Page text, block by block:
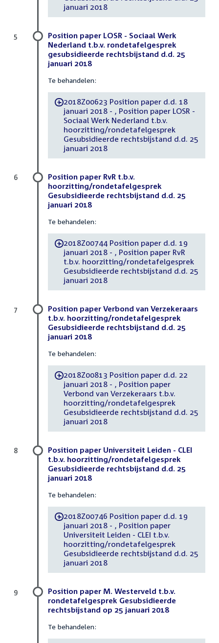
januari 2018
Position paper LOSR - Sociaal Werk
Nederland t.b.v. rondetafelgesprek
gesubsidieerde rechtsbijstand d.d. 25
januari 2018
Te behandelen:
-2018Z00623 Position paper d.d. 18
januari 2018 - , Position paper LOSR -
Sociaal Werk Nederland t.b.v.
hoorzitting/rondetafelgesprek
Gesubsidieerde rechtsbijstand d.d. 25
januari 2018
5
Position paper RvR t.b.v.
hoorzitting/rondetafelgesprek
Gesubsidieerde rechtsbijstand d.d. 25
januari 2018
Te behandelen:
-2018Z00744 Position paper d.d. 19
januari 2018 - , Position paper RvR
t.b.v. hoorzitting/rondetafelgesprek
Gesubsidieerde rechtsbijstand d.d. 25
januari 2018
6
Position paper Verbond van Verzekeraars
t.b.v. hoorzitting/rondetafelgesprek
Gesubsidieerde rechtsbijstand d.d. 25
januari 2018
Te behandelen:
-2018Z00813 Position paper d.d. 22
januari 2018 - , Position paper
Verbond van Verzekeraars t.b.v.
hoorzitting/rondetafelgesprek
Gesubsidieerde rechtsbijstand d.d. 25
januari 2018
7
Position paper Universiteit Leiden - CLEI
t.b.v. hoorzitting/rondetafelgesprek
Gesubsidieerde rechtsbijstand d.d. 25
januari 2018
Te behandelen:
-2018Z00746 Position paper d.d. 19
januari 2018 - , Position paper
Universiteit Leiden - CLEI t.b.v.
hoorzitting/rondetafelgesprek
Gesubsidieerde rechtsbijstand d.d. 25
januari 2018
8
Position paper M. Westerveld t.b.v.
rondetafelgesprek Gesubsidieerde
rechtsbijstand op 25 januari 2018
Te behandelen:
9